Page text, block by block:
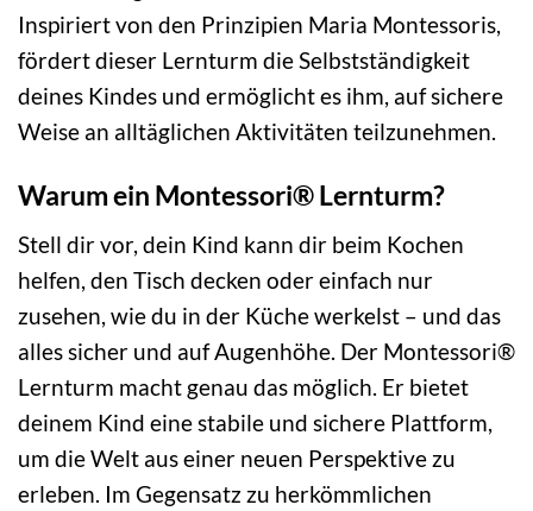
Inspiriert von den Prinzipien Maria Montessoris,
fördert dieser Lernturm die Selbstständigkeit
deines Kindes und ermöglicht es ihm, auf sichere
Weise an alltäglichen Aktivitäten teilzunehmen.
Warum ein Montessori® Lernturm?
Stell dir vor, dein Kind kann dir beim Kochen
helfen, den Tisch decken oder einfach nur
zusehen, wie du in der Küche werkelst – und das
alles sicher und auf Augenhöhe. Der Montessori®
Lernturm macht genau das möglich. Er bietet
deinem Kind eine stabile und sichere Plattform,
um die Welt aus einer neuen Perspektive zu
erleben. Im Gegensatz zu herkömmlichen